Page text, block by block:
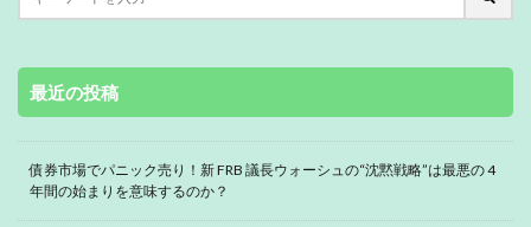
最近の投稿
債券市場でパニック売り！新 FRB 議長ウォーシュの“沈黙戦略”は最悪の 4
年間の始まりを意味するのか？